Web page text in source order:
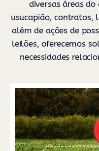
diversas áreas
usucapião, contratos,
além de ações de
leilões, oferecemos
necessidades